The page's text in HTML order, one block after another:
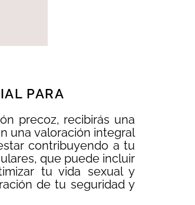
PARA
precoz, recibirás una
una valoración integral
contribuyendo a tu
que puede incluir
tu vida sexual y
de tu seguridad y